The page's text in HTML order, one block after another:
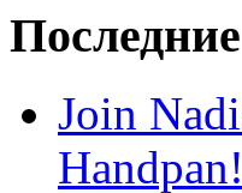
Join
Handpan!